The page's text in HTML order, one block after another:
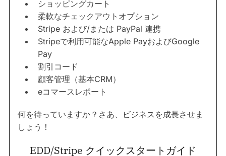
ショッピングカート
柔軟なチェックアウトオプション
Stripe および/または PayPal 連携
Stripeで利用可能なApple PayおよびGoogle
Pay
割引コード
顧客管理（基本CRM）
eコマースレポート
何を待っていますか？さあ、ビジネスを成長させま
しょう！
EDD/Stripe クイックスタートガイド